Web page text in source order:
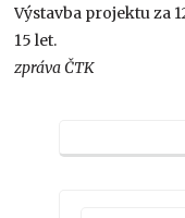
Výstavba projektu za
15 let.
zpráva ČTK